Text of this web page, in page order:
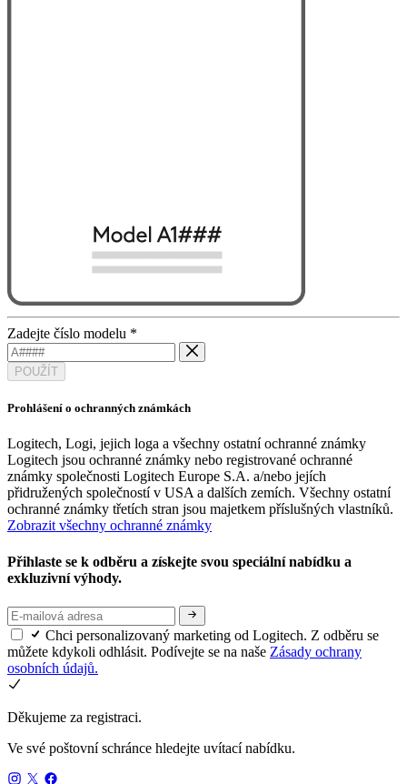
Zadejte číslo modelu *
POUŽÍT
Prohlášení o ochranných známkách
Logitech, Logi, jejich loga a všechny ostatní ochranné známky
Logitech jsou ochranné známky nebo registrované ochranné
známky společnosti Logitech Europe S.A. a/nebo jejích
přidružených společností v USA a dalších zemích. Všechny ostatní
ochranné známky třetích stran jsou majetkem příslušných vlastníků.
Zobrazit všechny ochranné známky
Přihlaste se k odběru a získejte svou speciální nabídku a
exkluzivní výhody.
Chci personalizovaný marketing od Logitech. Z odběru se
můžete kdykoli odhlásit. Podívejte se na naše Zásady ochrany
osobních údajů.
Děkujeme za registraci.
Ve své poštovní schránce hledejte uvítací nabídku.